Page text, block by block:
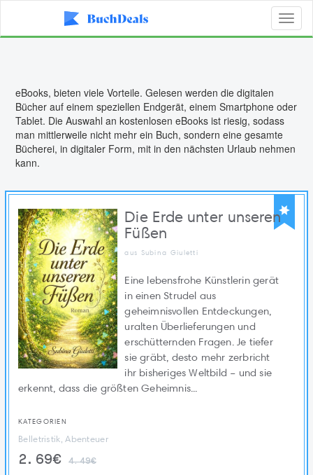
eBooks, bieten viele Vorteile. Gelesen werden die digitalen
Bücher auf einem speziellen Endgerät, einem Smartphone oder
Tablet. Die Auswahl an kostenlosen eBooks ist riesig, sodass
man mittlerweile nicht mehr ein Buch, sondern eine gesamte
Bücherei, in digitaler Form, mit in den nächsten Urlaub nehmen
kann.
Die Erde unter unseren
Füßen
aus Subina Giuletti
Eine lebensfrohe Künstlerin gerät
in einen Strudel aus
geheimnisvollen Entdeckungen,
uralten Überlieferungen und
erschütternden Fragen. Je tiefer
sie gräbt, desto mehr zerbricht
ihr bisheriges Weltbild – und sie
erkennt, dass die größten Geheimnis...
KATEGORIEN
Belletristik, Abenteuer
2.69€ 4.49€